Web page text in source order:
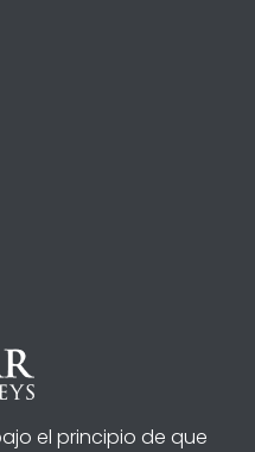
el principio de que